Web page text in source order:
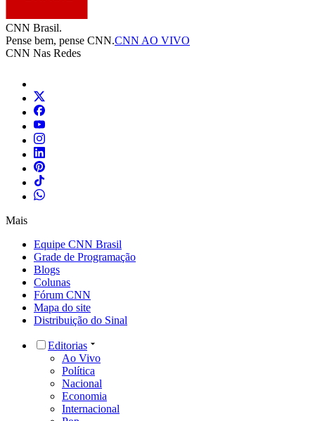
CNN Brasil.
Pense bem, pense CNN.CNN AO VIVO
CNN Nas Redes
Mais
Equipe CNN Brasil
Grade de Programação
Blogs
Colunas
Fórum CNN
Mapa do site
Distribuição do Sinal
Editorias
Ao Vivo
Política
Nacional
Economia
Internacional